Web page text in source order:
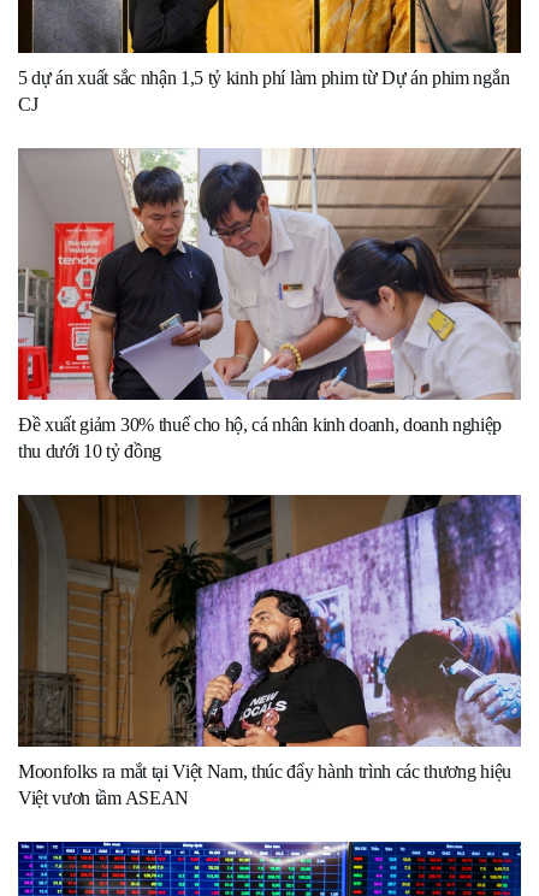
5 dự án xuất sắc nhận 1,5 tỷ kinh phí làm phim từ Dự án phim ngắn
CJ
Đề xuất giảm 30% thuế cho hộ, cá nhân kinh doanh, doanh nghiệp
thu dưới 10 tỷ đồng
Moonfolks ra mắt tại Việt Nam, thúc đẩy hành trình các thương hiệu
Việt vươn tầm ASEAN